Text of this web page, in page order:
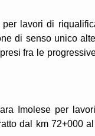
lavori di
di senso unico
fra le
Imolese per
dal km 72+000